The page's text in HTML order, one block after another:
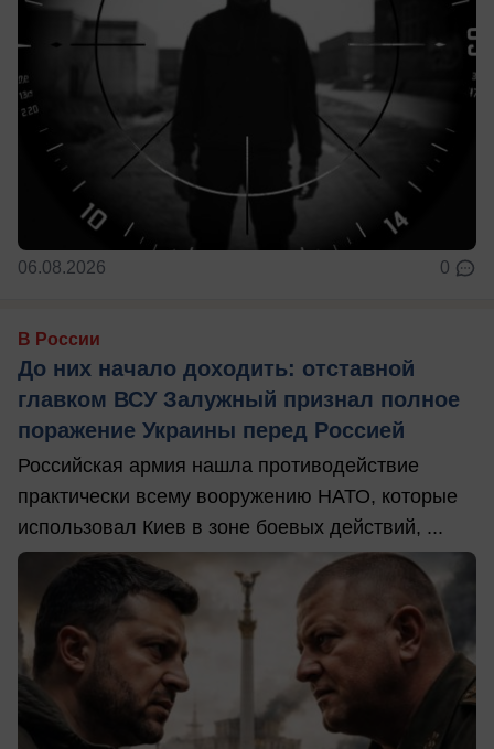
06.08.2026 0
В России
До них начало доходить: отставной
главком ВСУ Залужный признал полное
поражение Украины перед Россией
Российская армия нашла противодействие
практически всему вооружению НАТО, которые
использовал Киев в зоне боевых действий, ...